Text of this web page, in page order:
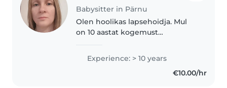
Babysitter in Pärnu
Olen hoolikas lapsehoidja. Mul
on 10 aastat kogemust
eas lastega. Lisaks eesti ja inglise
keelele, räägin ka norra keelt.
Oskused, mida saan pakkuda,..
Experience: > 10 years
€10.00/hr